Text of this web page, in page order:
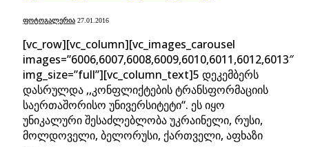
ᲤᲝᲢᲝᲒᲐᲚᲔᲠᲘᲐ 27.01.2016
[vc_row][vc_column][vc_images_carousel
images=”6006,6007,6008,6009,6010,6011,6012,6013″
img_size=”full”][vc_column_text]5 დეკემბერს
დასრულდა ,,კონფლიქტების ტრანსფორმაციის
საერთაშორისო უნივერსიტეტი“. ეს იყო
უნიკალური შესაძლებლობა უკრაინელი, რუსი,
მოლდოველი, ბელორუსი, ქართველი, აფხაზი